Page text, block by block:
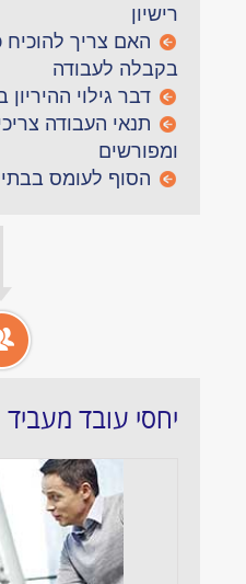
רישיון
האם צריך להוכיח
בקבלה לעבודה
דבר גילוי ההיריון
תנאי העבודה
ומפורשים
הסוף לעומס בבתי
יחסי עובד מעביד